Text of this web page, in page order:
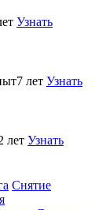
Узнать
лет Узнать
лет Узнать
Снятие